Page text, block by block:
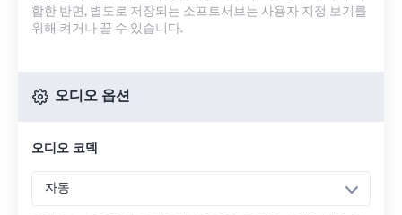
합한 반면, 별도로 저장되는 소프트서브는 사용자 지정 보기를
위해 켜거나 끌 수 있습니다.
오디오 옵션
오디오 코덱
자동